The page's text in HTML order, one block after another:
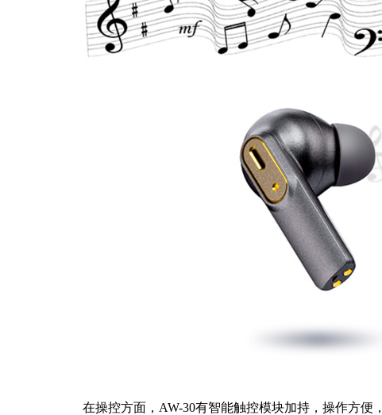
在操控方面，AW-30有智能触控模块加持，操作方便